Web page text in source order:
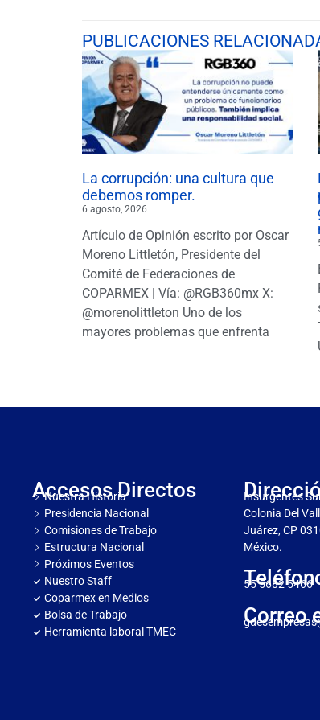
PUBLICACIONES
La corrupción: una cultura que
debemos romper.
6 agosto, 2026
Artículo de Opinión escrito por Oscar
Moreno Littletón, Presidente del
Comité de Federaciones de
COPARMEX | Vía: @RGB360mx X:
@morenolittleton Uno de los
mayores problemas que enfrenta
Accesos Directos
Nuestra Historia
Presidencia Nacional
Comisiones de Trabajo
Estructura Nacional
Próximos Eventos
Nuestro Staff
Coparmex en Medios
Bolsa de Trabajo
Herramienta laboral TMEC
Insurgentes
Colonia Del
Juárez, CP
México.
55 5682 5466
Correo